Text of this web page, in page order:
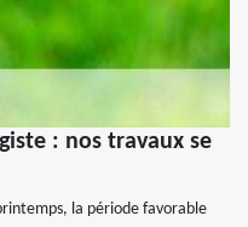
: nos travaux se
la période favorable